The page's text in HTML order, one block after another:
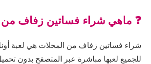
❓ ماهي شراء فساتين زفاف من
شراء فساتين زفاف من المحلات هي لعبة
للجميع لعبها مباشرة عبر المتصفح بدون